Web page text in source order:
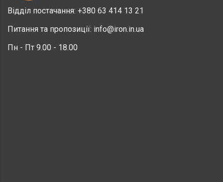
Відділ постачання: +380 63 414 13 21
Питання та пропозиції: info@iron.in.ua
Пн - Пт 9.00 - 18.00